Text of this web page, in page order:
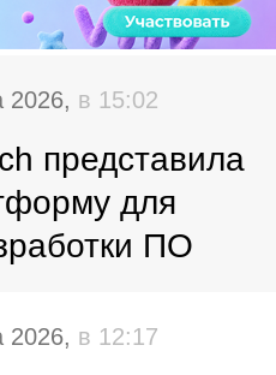
2026, в 15:02
представила
для
ПО
2026, в 12:17